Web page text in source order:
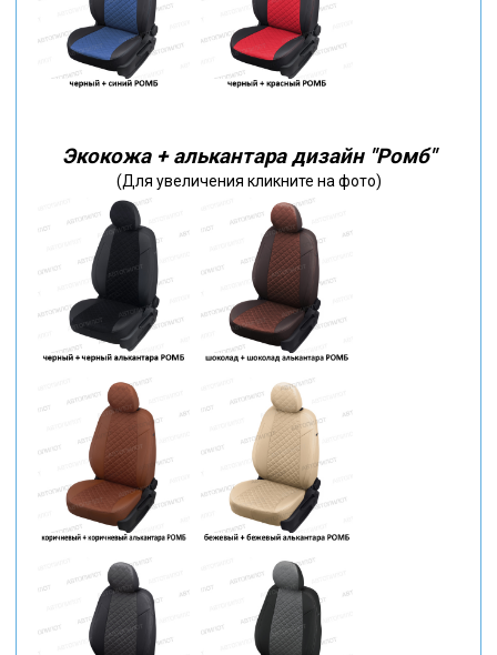
Экокожа + алькантара дизайн "Ромб"
(Для увеличения кликните на фото)